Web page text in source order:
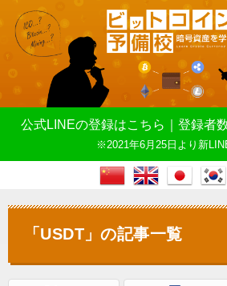
公式LINEの登録はこちら｜登録者
※2021年6月25日より新
「USDT」の記事一覧